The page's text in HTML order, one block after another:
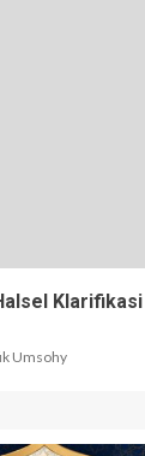
Umsohy